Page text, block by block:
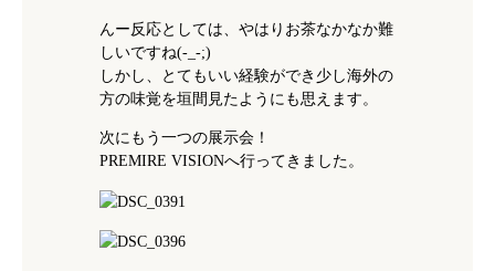
んー反応としては、やはりお茶なかなか難
しいですね(-_-;)
しかし、とてもいい経験ができ少し海外の
方の味覚を垣間見たようにも思えます。
次にもう一つの展示会！
PREMIRE VISIONへ行ってきました。